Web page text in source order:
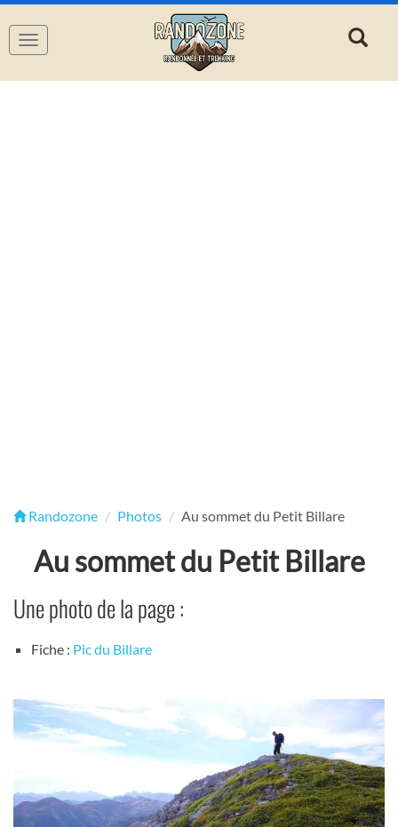
Navigation
Randozone Photos Au sommet du Petit Billare
Au sommet du Petit Billare
Une photo de la page :
Fiche : Pic du Billare